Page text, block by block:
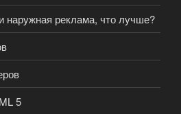
наружная реклама, что лучше?
5